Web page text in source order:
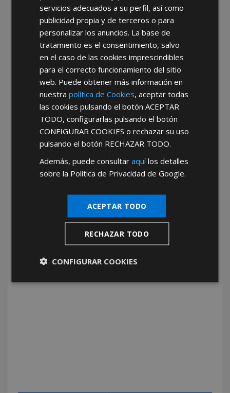
FERRETERÍA INDUSTRIAL
Provincia De Málaga
FERRETERIA DOMÉSTICA
Provincia De Alicante
servicios adecuados a su perfil, así como
publicidad propia y de terceros o para
personalizar los anuncios. La base de
tratamiento es el consentimiento, salvo
en el caso de las cookies imprescindibles
para el correcto funcionamiento del sitio
web. Puede obtener más información en
nuestrapolítica de Cookies, aceptar todas
las cookies pulsando el botónACEPTAR
TODO, configurarlas pulsando el botón
CONFIGURAR COOKIES o rechazar su uso
pulsando el botón RECHAZAR TODO.
Además, puede consultaraquílos detalles
sobre la Política de Privacidad de Google.
ACEPTAR TODO
RECHAZAR TODO
CONFIGURAR COOKIES